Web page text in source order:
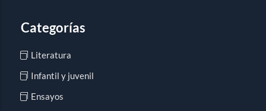
Categorías
Literatura
Infantil y juvenil
Ensayos